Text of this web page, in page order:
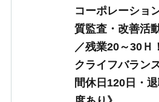
コーポレーショ
質監査・改善活
／残業20～30Ｈ
クライフバラン
間休日120日・